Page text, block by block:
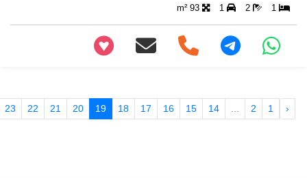
1
2
1
93 m²
‹
1
2
14
15
16
17
18
19
20
21
22
23